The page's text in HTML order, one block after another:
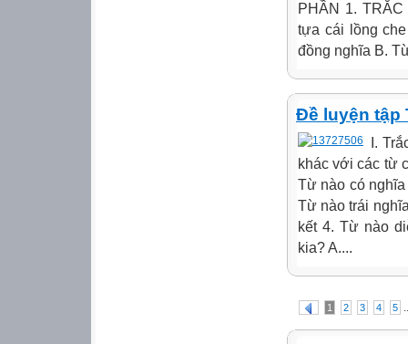
PHẦN 1. TRẮC
tựa cái lồng
đồng nghĩa B.
Đề luyện tập
I.
khác với các từ
Từ nào có
Từ nào trái
kết 4. Từ nào
kia? A....
1 2 3 4 5